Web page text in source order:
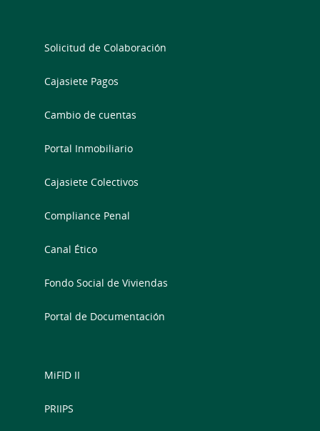
Solicitud de Colaboración
Cajasiete Pagos
Cambio de cuentas
Portal Inmobiliario
Cajasiete Colectivos
Compliance Penal
Canal Ético
Fondo Social de Viviendas
Portal de Documentación
MiFID II
PRIIPS